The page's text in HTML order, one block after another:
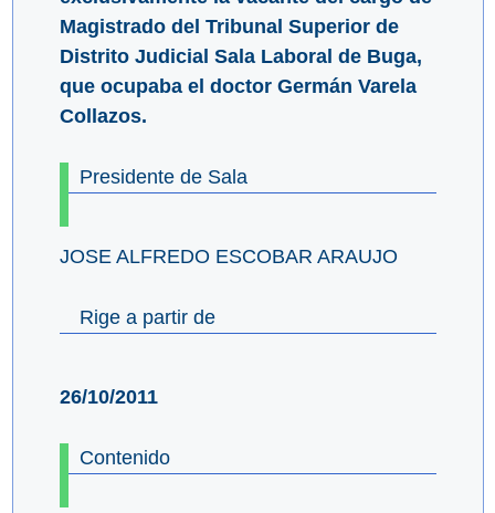
Magistrado del Tribunal Superior de
Distrito Judicial Sala Laboral de Buga,
que ocupaba el doctor Germán Varela
Collazos.
Presidente de Sala
JOSE ALFREDO ESCOBAR ARAUJO
Rige a partir de
26/10/2011
Contenido